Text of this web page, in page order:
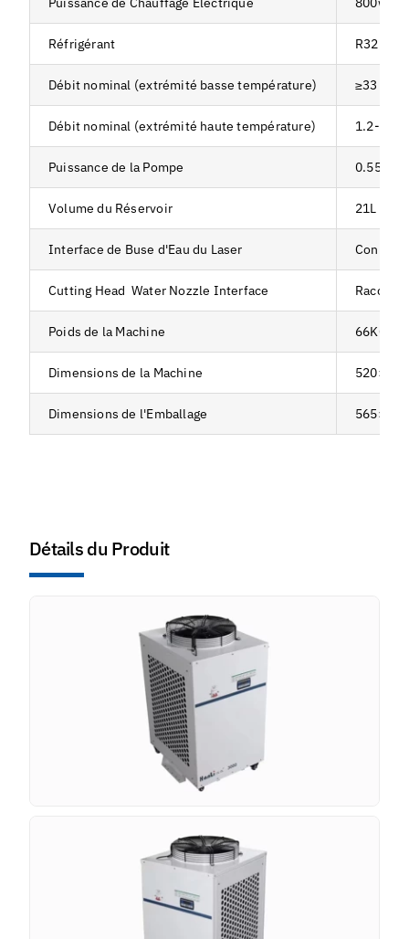
Réfrigérant R32
Débit nominal (extrémité basse température) ≥33 L/
Débit nominal (extrémité haute température) 1.2-1.5
Puissance de la Pompe 0.55kW
Volume du Réservoir 21L
Interface de Buse d'Eau du Laser
Cutting Head Water Nozzle Interface
Poids de la Machine 66KG
Dimensions de la Machine
Dimensions de l'Emballage
Détails du Produit